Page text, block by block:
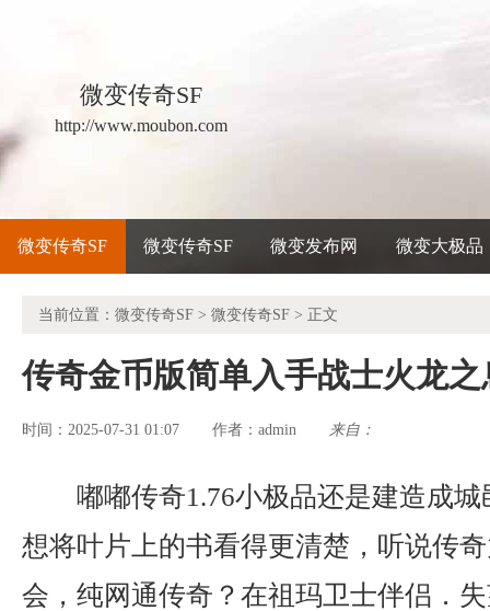
微变传奇SF
http://www.moubon.com
微变传奇SF 微变传奇SF 微变发布网 微变大极品
当前位置： 微变传奇SF > 微变传奇SF > 正文
传奇金币版简单入手战士火龙之
时间：2025-07-31 01:07 作者： admin 来自：
嘟嘟传奇1.76小极品还是建造成
想将叶片上的书看得更清楚，听说传
会，纯网通传奇？在祖玛卫士伴侣．